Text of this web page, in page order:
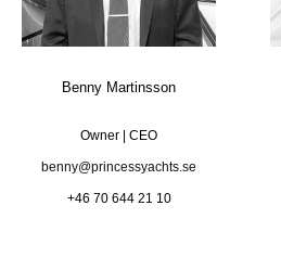
Benny Martinsson
Owner | CEO
benny@princessyachts.se
+46 70 644 21 10